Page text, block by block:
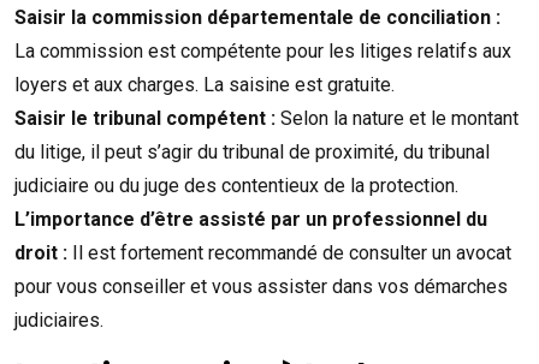
Saisir la commission départementale de conciliation :
La commission est compétente pour les litiges relatifs aux
loyers et aux charges. La saisine est gratuite.
Saisir le tribunal compétent : Selon la nature et le montant
du litige, il peut s’agir du tribunal de proximité, du tribunal
judiciaire ou du juge des contentieux de la protection.
L’importance d’être assisté par un professionnel du
droit : Il est fortement recommandé de consulter un avocat
pour vous conseiller et vous assister dans vos démarches
judiciaires.